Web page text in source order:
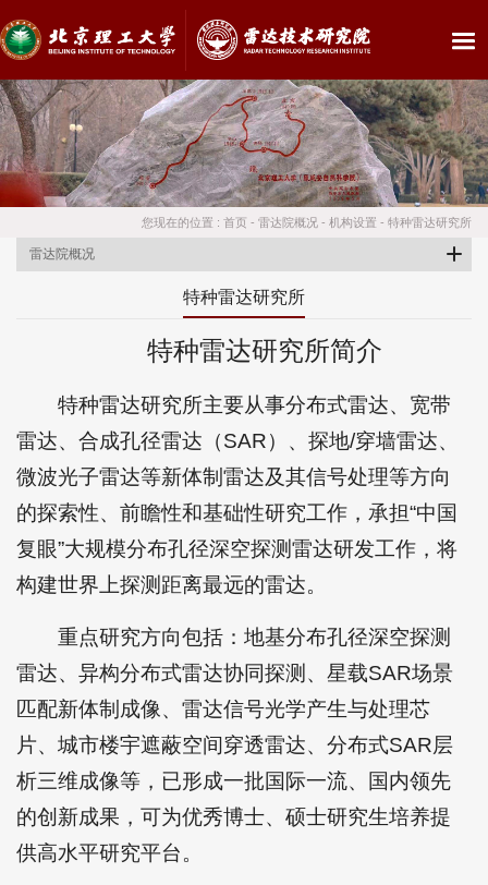
您现在的位置 : 首页 - 雷达院概况- 机构设置 - 特种雷达研究所
雷达院概况
特种雷达研究所
特种雷达研究所简介
特种雷达研究所主要从事分布式雷达、宽带
雷达、合成孔径雷达（SAR）、探地/穿墙雷达、
微波光子雷达等新体制雷达及其信号处理等方向
的探索性、前瞻性和基础性研究工作，承担“中国
复眼”大规模分布孔径深空探测雷达研发工作，将
构建世界上探测距离最远的雷达。
重点研究方向包括：地基分布孔径深空探测
雷达、异构分布式雷达协同探测、星载SAR场景
匹配新体制成像、雷达信号光学产生与处理芯
片、城市楼宇遮蔽空间穿透雷达、分布式SAR层
析三维成像等，已形成一批国际一流、国内领先
的创新成果，可为优秀博士、硕士研究生培养提
供高水平研究平台。